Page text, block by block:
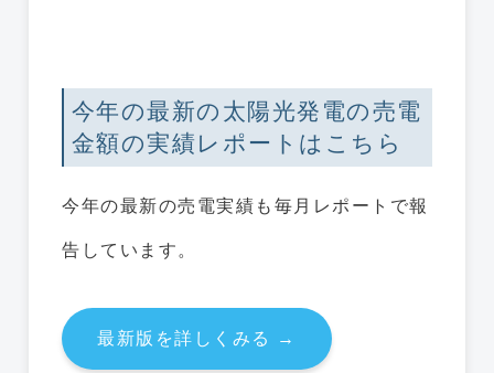
今年の最新の太陽光発電の売電
金額の実績レポートはこちら
今年の最新の売電実績も毎月レポートで報
告しています。
最新版を詳しくみる →